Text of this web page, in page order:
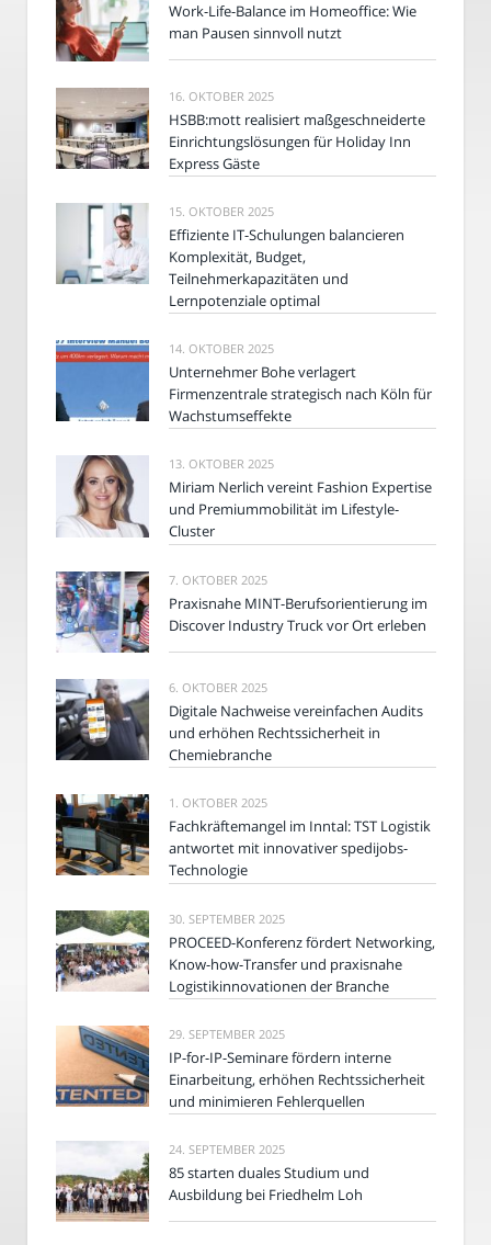
Work-Life-Balance im Homeoffice: Wie
man Pausen sinnvoll nutzt
16. OKTOBER 2025
HSBB:mott realisiert maßgeschneiderte
Einrichtungslösungen für Holiday Inn
Express Gäste
15. OKTOBER 2025
Effiziente IT-Schulungen balancieren
Komplexität, Budget,
Teilnehmerkapazitäten und
Lernpotenziale optimal
14. OKTOBER 2025
Unternehmer Bohe verlagert
Firmenzentrale strategisch nach Köln für
Wachstumseffekte
13. OKTOBER 2025
Miriam Nerlich vereint Fashion Expertise
und Premiummobilität im Lifestyle-
Cluster
7. OKTOBER 2025
Praxisnahe MINT-Berufsorientierung im
Discover Industry Truck vor Ort erleben
6. OKTOBER 2025
Digitale Nachweise vereinfachen Audits
und erhöhen Rechtssicherheit in
Chemiebranche
1. OKTOBER 2025
Fachkräftemangel im Inntal: TST Logistik
antwortet mit innovativer spedijobs-
Technologie
30. SEPTEMBER 2025
PROCEED-Konferenz fördert Networking,
Know-how-Transfer und praxisnahe
Logistikinnovationen der Branche
29. SEPTEMBER 2025
IP-for-IP-Seminare fördern interne
Einarbeitung, erhöhen Rechtssicherheit
und minimieren Fehlerquellen
24. SEPTEMBER 2025
85 starten duales Studium und
Ausbildung bei Friedhelm Loh